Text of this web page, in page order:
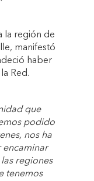
la región de
manifestó
haber
Red.
que
podido
nos ha
encaminar
regiones
tenemos